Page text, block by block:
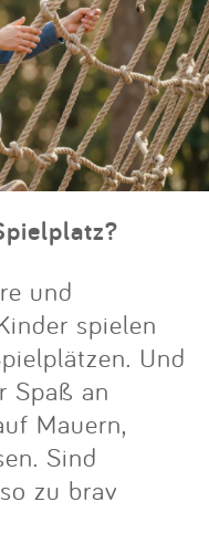
und
spielen
Und
Spaß an
Mauern,
Sind
zu brav